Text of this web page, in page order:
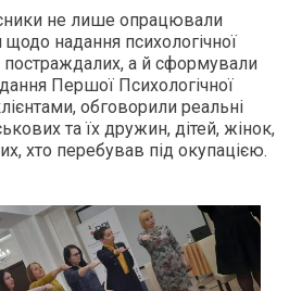
не лише опрацювали
щодо надання психологічної
а й сформували
Першої Психологічної
обговорили реальні
та їх дружин, дітей, жінок,
хто перебував під окупацією.